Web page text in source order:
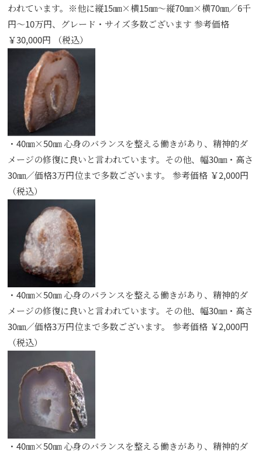
われています。※他に縦15㎜×横15㎜～縦70㎜×横70㎜／6千
円～10万円、グレード・サイズ多数ございます 参考価格
￥30,000円 （税込）
・40㎜×50㎜ 心身のバランスを整える働きがあり、精神的ダ
メージの修復に良いと言われています。その他、幅30㎜・高さ
30㎜／価格3万円位まで多数ございます。 参考価格 ￥2,000円
（税込）
・40㎜×50㎜ 心身のバランスを整える働きがあり、精神的ダ
メージの修復に良いと言われています。その他、幅30㎜・高さ
30㎜／価格3万円位まで多数ございます。 参考価格 ￥2,000円
（税込）
・40㎜×50㎜ 心身のバランスを整える働きがあり、精神的ダ